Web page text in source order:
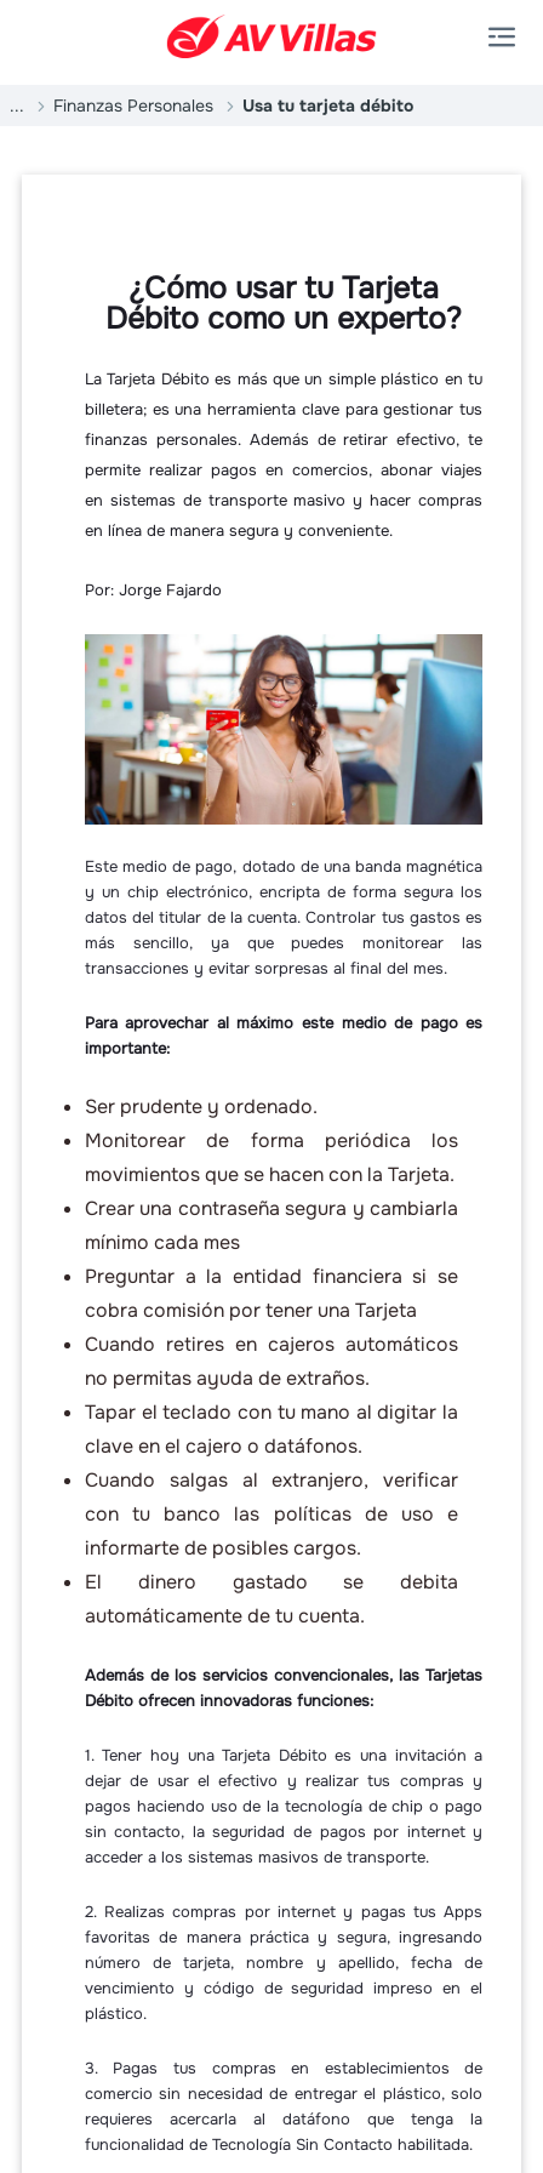
Saltar al contenido principal
... Finanzas Personales Usa tu tarjeta débito
¿Cómo usar tu Tarjeta
Débito como un experto?
La Tarjeta Débito es más que un simple plástico en tu
billetera; es una herramienta clave para gestionar tus
finanzas personales. Además de retirar efectivo, te
permite realizar pagos en comercios, abonar viajes
en sistemas de transporte masivo y hacer compras
en línea de manera segura y conveniente.
Por: Jorge Fajardo
Este medio de pago, dotado de una banda magnética
y un chip electrónico, encripta de forma segura los
datos del titular de la cuenta. Controlar tus gastos es
más sencillo, ya que puedes monitorear las
transacciones y evitar sorpresas al final del mes.
Para aprovechar al máximo este medio de pago es
importante:
Ser prudente y ordenado.
Monitorear de forma periódica los
movimientos que se hacen con la Tarjeta.
Crear una contraseña segura y cambiarla
mínimo cada mes
Preguntar a la entidad financiera si se
cobra comisión por tener una Tarjeta
Cuando retires en cajeros automáticos
no permitas ayuda de extraños.
Tapar el teclado con tu mano al digitar la
clave en el cajero o datáfonos.
Cuando salgas al extranjero, verificar
con tu banco las políticas de uso e
informarte de posibles cargos.
El dinero gastado se debita
automáticamente de tu cuenta.
Además de los servicios convencionales, las Tarjetas
Débito ofrecen innovadoras funciones:
1. Tener hoy una Tarjeta Débito es una invitación a
dejar de usar el efectivo y realizar tus compras y
pagos haciendo uso de la tecnología de chip o pago
sin contacto, la seguridad de pagos por internet y
acceder a los sistemas masivos de transporte.
2. Realizas compras por internet y pagas tus Apps
favoritas de manera práctica y segura, ingresando
número de tarjeta, nombre y apellido, fecha de
vencimiento y código de seguridad impreso en el
plástico.
3. Pagas tus compras en establecimientos de
comercio sin necesidad de entregar el plástico, solo
requieres acercarla al datáfono que tenga la
funcionalidad de Tecnología Sin Contacto habilitada.